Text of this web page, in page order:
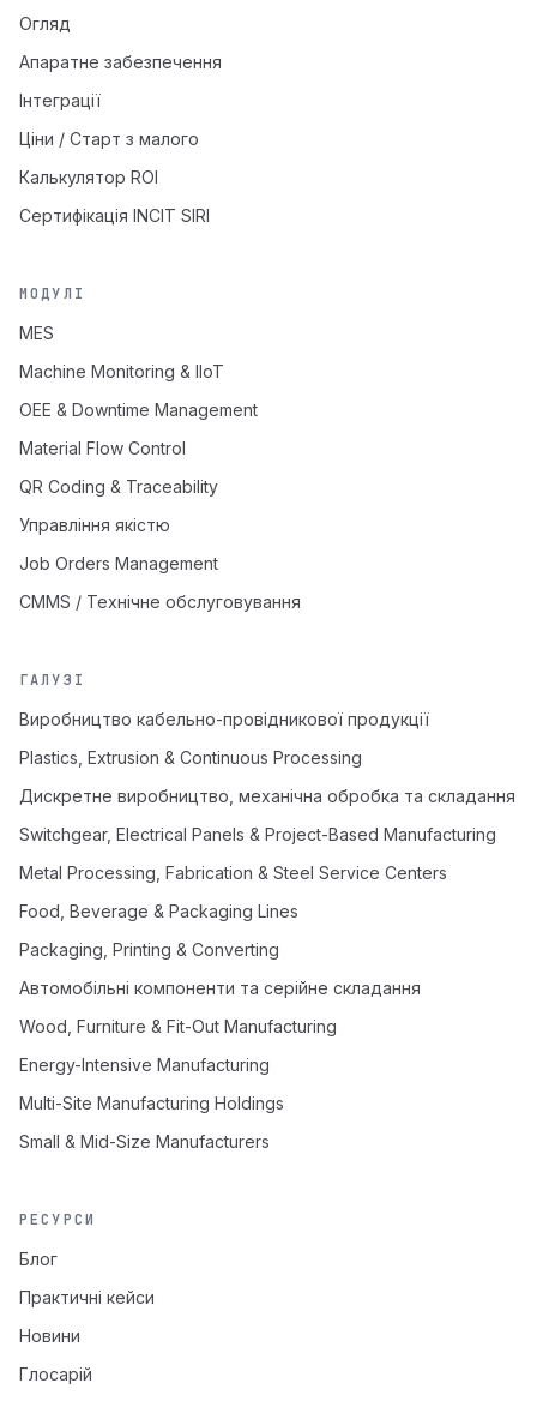
Огляд
Апаратне забезпечення
Інтеграції
Ціни / Старт з малого
Калькулятор ROI
Сертифікація INCIT SIRI
МОДУЛІ
MES
Machine Monitoring & IIoT
OEE & Downtime Management
Material Flow Control
QR Coding & Traceability
Управління якістю
Job Orders Management
CMMS / Технічне обслуговування
ГАЛУЗІ
Виробництво кабельно-провідникової продукції
Plastics, Extrusion & Continuous Processing
Дискретне виробництво, механічна обробка та складання
Switchgear, Electrical Panels & Project-Based Manufacturing
Metal Processing, Fabrication & Steel Service Centers
Food, Beverage & Packaging Lines
Packaging, Printing & Converting
Автомобільні компоненти та серійне складання
Wood, Furniture & Fit-Out Manufacturing
Energy-Intensive Manufacturing
Multi-Site Manufacturing Holdings
Small & Mid-Size Manufacturers
РЕСУРСИ
Блог
Практичні кейси
Новини
Глосарій